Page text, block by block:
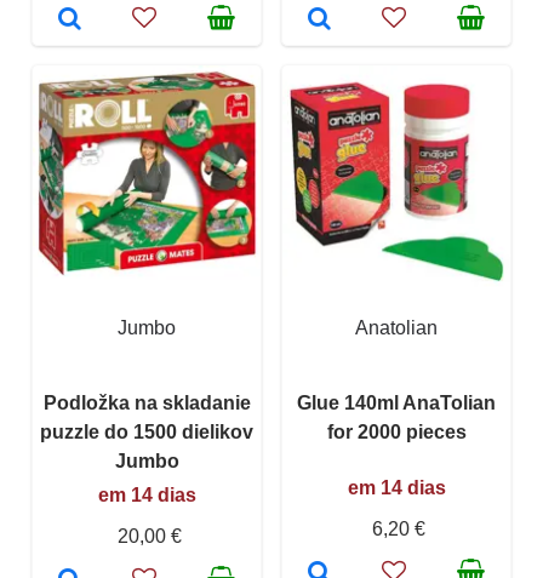
Jumbo
Podložka na skladanie
puzzle do 1500 dielikov
Jumbo
em 14 dias
20,00 €
Anatolian
Glue 140ml AnaTolian
for 2000 pieces
em 14 dias
6,20 €